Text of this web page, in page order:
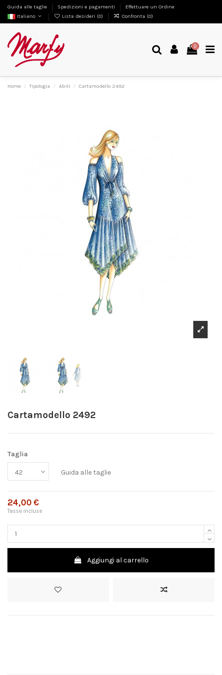
Guida alle taglie Spedizioni e pagamenti
Effettuare un Ordine
Italiano
Lista desideri (0) Confronta (0)
0
Home Tipologia Abiti Cartamodello 2492
Cartamodello 2492
Taglia
Guida alle taglie
24,00 €
Tasse incluse
Aggiungi al carrello